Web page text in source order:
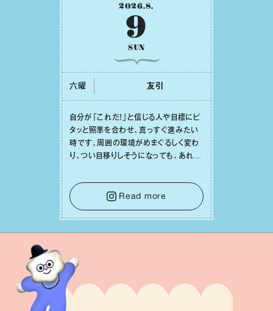
2026.8.
9
SUN
六曜 友引
⾃分が「これだ！」と信じる⼈や⽬標にピ
タッと照準を合わせ、真っすぐ進みたい
時です。周囲の環境がめまぐるしく変わ
り、つい⽬移りしそうになっても、あれこ
をそっと⼿放し、⽬の前のことに集中しま
しょう。そのブレない決意が、あなたにと
って有意義で安定した成果を引き寄せま
す。
Read more